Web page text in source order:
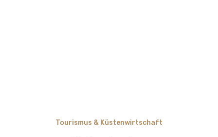
Tourismus & Küstenwirtschaft